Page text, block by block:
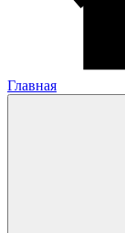
Главная